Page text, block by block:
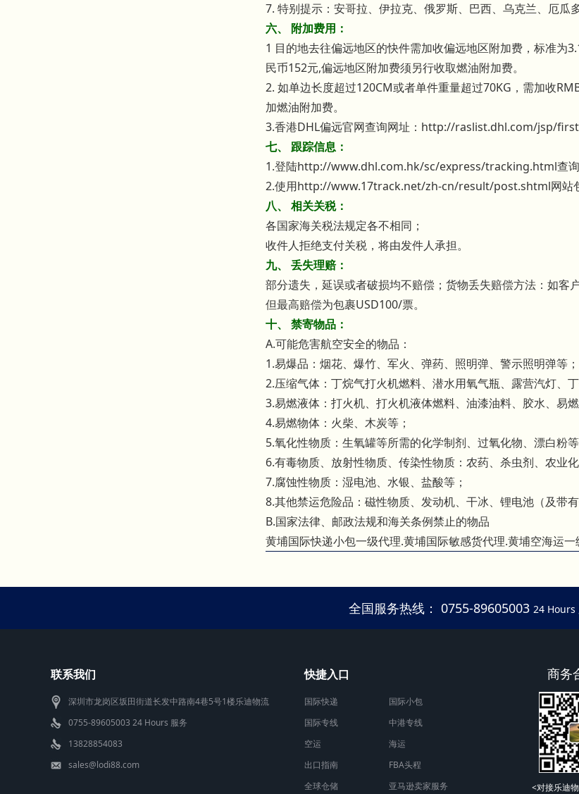
7. 特别提示：安哥拉、伊拉克、俄罗斯、巴西、乌克兰、厄瓜
六、 附加费用：
1 目的地去往偏远地区的快件需加收偏远地区附加费，标准为
民币152元,偏远地区附加费须另行收取燃油附加费。
2. 如单边长度超过120CM或者单件重量超过70KG，需加收
加燃油附加费。
3.香港DHL偏远官网查询网址：http://raslist.dhl.com/jsp/
七、 跟踪信息：
1.登陆http://www.dhl.com.hk/sc/express/tracking.html查询
2.使用http://www.17track.net/zh-cn/result/post.shtml网站
八、 相关关税：
各国家海关税法规定各不相同；
收件人拒绝支付关税，将由发件人承担。
九、 丢失理赔：
部分遗失，延误或者破损均不赔偿；货物丢失赔偿方法：如
但最高赔偿为包裹USD100/票。
十、 禁寄物品：
A.可能危害航空安全的物品：
1.易爆品：烟花、爆竹、军火、弹药、照明弹、警示照明弹等；
2.压缩气体：丁烷气打火机燃料、潜水用氧气瓶、露营汽灯、
3.易燃液体：打火机、打火机液体燃料、油漆油料、胶水、易燃
4.易燃物体：火柴、木炭等；
5.氧化性物质：生氧罐等所需的化学制剂、过氧化物、漂白粉等
6.有毒物质、放射性物质、传染性物质：农药、杀虫剂、农业
7.腐蚀性物质：湿电池、水银、盐酸等；
8.其他禁运危险品：磁性物质、发动机、干冰、锂电池（及带
B.国家法律、邮政法规和海关条例禁止的物品
黄埔国际快递小包一级代理.黄埔国际敏感货代理.黄埔空海运
全国服务热线： 0755-89605003 24 Hours
联系我们
深圳市龙岗区坂田街道长发中路南4巷5号1楼乐迪物流
0755-89605003 24 Hours 服务
13828854083
sales@lodi88.com
快捷入口
国际快递
国际小包
国际专线
中港专线
空运
海运
出口指南
FBA头程
全球仓储
亚马逊卖家服务
商务
<对接乐迪